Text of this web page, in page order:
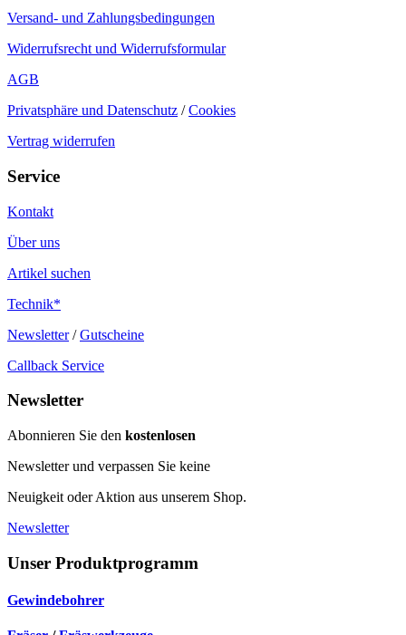
Versand- und Zahlungsbedingungen
Widerrufsrecht und Widerrufsformular
AGB
Privatsphäre und Datenschutz /Cookies
Vertrag widerrufen
Service
Kontakt
Über uns
Artikel suchen
Technik*
Newsletter/Gutscheine
Callback Service
Newsletter
Abonnieren Sie den kostenlosen
Newsletter und verpassen Sie keine
Neuigkeit oder Aktion aus unserem Shop.
Newsletter
Unser Produktprogramm
Gewindebohrer